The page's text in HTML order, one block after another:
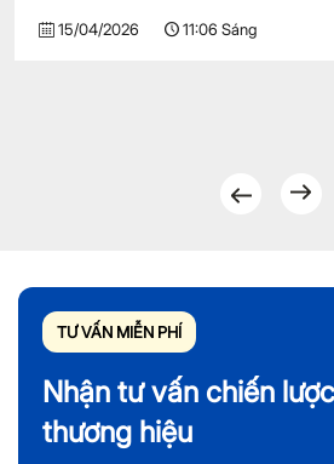
15/04/2026 11:06 Sáng
TƯ VẤN MIỄN PHÍ
Nhận tư vấn chiến lược
thương hiệu